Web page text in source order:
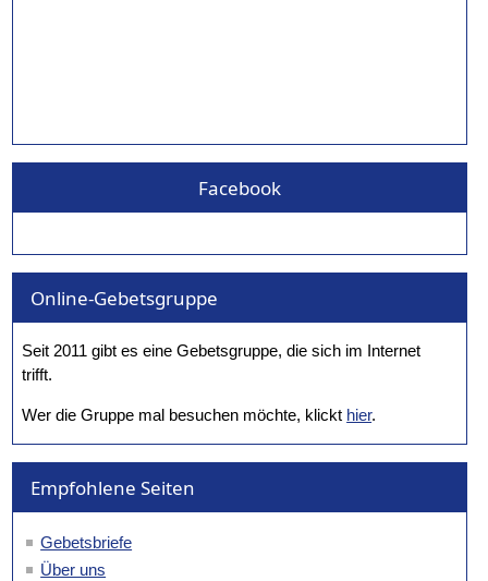
Facebook
Online-Gebetsgruppe
Seit 2011 gibt es eine Gebetsgruppe, die sich im Internet
trifft.
Wer die Gruppe mal besuchen möchte, klickt hier.
Empfohlene Seiten
Gebetsbriefe
Über uns